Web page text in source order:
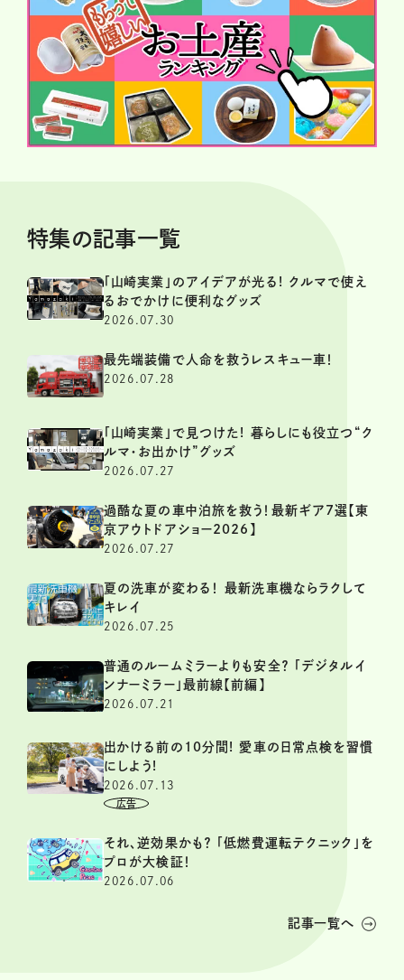
特集の記事一覧
「山崎実業」のアイデアが光る! クルマで使え
るおでかけに便利なグッズ
2026.07.30
最先端装備で人命を救うレスキュー車！
2026.07.28
「山崎実業」で見つけた! 暮らしにも役立つ“ク
ルマ・お出かけ”グッズ
2026.07.27
過酷な夏の車中泊旅を救う！最新ギア7選【東
京アウトドアショー2026】
2026.07.27
夏の洗車が変わる！ 最新洗車機ならラクして
キレイ
2026.07.25
普通のルームミラーよりも安全？ 「デジタルイ
ンナーミラー」最前線【前編】
2026.07.21
出かける前の10分間! 愛車の日常点検を習慣
にしよう!
2026.07.13
それ、逆効果かも？ 「低燃費運転テクニック」を
プロが大検証！
2026.07.06
記事一覧へ